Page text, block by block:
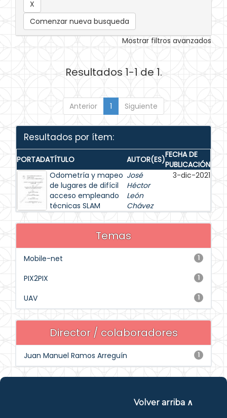
Comenzar nueva busqueda
Mostrar filtros avanzados
Resultados 1-1 de 1.
Anterior 1 Siguiente
Resultados por ítem:
PORTADATÍTULO AUTOR(ES)FECHA DE
PUBLICACIÓN
Odometría y mapeo
de lugares de difícil
acceso empleando
técnicas SLAM
José
Héctor
León
Chávez
3-dic-2021
Temas
1
Mobile-net
1
PIX2PIX
1
UAV
Director / colaboradores
1
Juan Manuel Ramos Arreguín
Volver arriba ∧